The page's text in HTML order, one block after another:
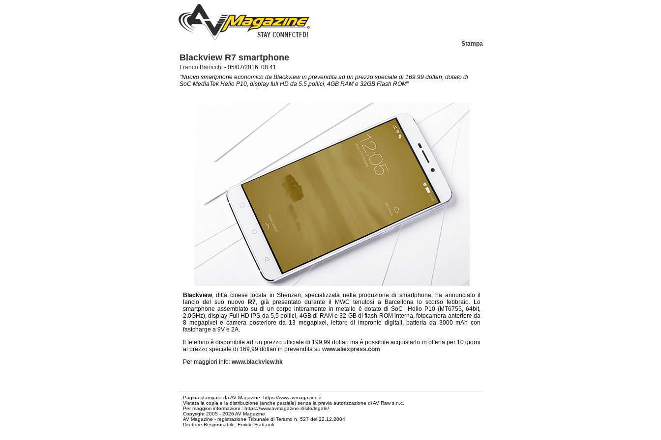
Stampa
Blackview R7 smartphone
Franco Baiocchi - 05/07/2016, 08:41
“Nuovo smartphone economico da Blackview in prevendita ad un prezzo speciale di 169.99 dollari, dotato di
SoC MediaTek Helio P10, display full HD da 5.5 pollici, 4GB RAM e 32GB Flash ROM”
Blackview, ditta cinese locata in Shenzen, specializzata nella produzione di smartphone, ha annunciato il
lancio del suo nuovo
R7, già presentato durante il MWC tenutosi a Barcellona lo scorso febbraio. Lo
smartphone assemblato su di un corpo interamente in metallo è dotato di SoC Helio P10 (MT6755, 64bit,
2.0GHz), display Full HD IPS da 5,5 pollici, 4GB di RAM e 32 GB di flash ROM interna, fotocamera anteriore da
8 megapixel e camera posteriore da 13 megapixel, lettore di impronte digitali, batteria da 3000 mAh con
fastcharge a 9V e 2A.
Il telefono è disponibile ad un prezzo ufficiale di 199,99 dollari ma è possibile acquistarlo in offerta per 10 giorni
al prezzo speciale di 169,99 dollari in prevendita su www.aliexpress.com
Per maggiori info: www.blackview.hk
Pagina stampata da AV Magazine: https://www.avmagazine.it
Vietata la copia e la distribuzione (anche parziale) senza la previa autorizzazione di AV Raw s.n.c.
Per maggiori informazioni : https://www.avmagazine.it/sito/legale/
Copyright 2005 - 2026 AV Magazine
AV Magazine - registrazione Tribunale di Teramo n. 527 del 22.12.2004
Direttore Responsabile: Emidio Frattaroli